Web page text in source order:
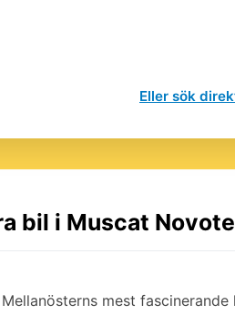
Eller sök
bil i Muscat
mest